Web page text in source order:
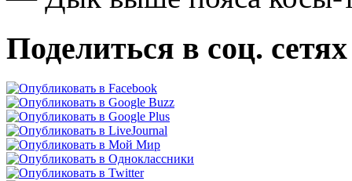
Поделиться в соц. сетях